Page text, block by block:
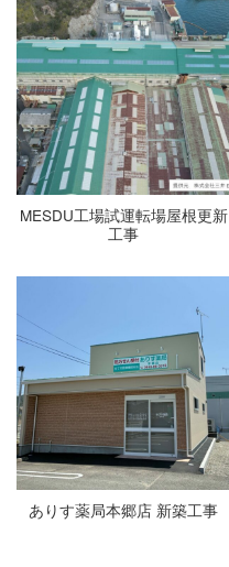
MESDU工場試運転場屋根更新
工事
ありす薬局本郷店 新築工事